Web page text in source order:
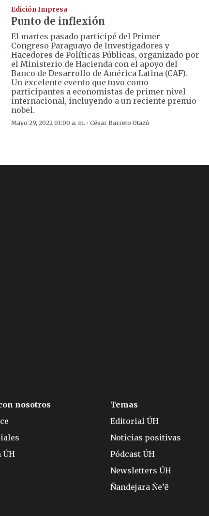
Edición Impresa
Punto de inflexión
El martes pasado participé del Primer
Congreso Paraguayo de Investigadores y
Hacedores de Políticas Públicas, organizado por
el Ministerio de Hacienda con el apoyo del
Banco de Desarrollo de América Latina (CAF).
Un excelente evento que tuvo como
participantes a economistas de primer nivel
internacional, incluyendo a un reciente premio
nobel.
Mayo 29, 2022 01:00 a. m. ·César Barreto Otazú
nosotros
ÚH
Temas
Editorial ÚH
Noticias positivas
Pódcast ÚH
Newsletters ÚH
Ñandejara Ñe’ẽ